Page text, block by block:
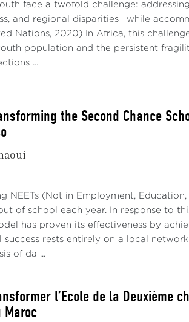
face a twofold challenge:
and regional disparities—while
Nations, 2020) In Africa, this
population and the persistent
...
the Second Chance
NEETs (Not in Employment,
of school each year. In response to
has proven its effectiveness by
success rests entirely on a local
of da ...
l’École de la Deuxième
Maroc